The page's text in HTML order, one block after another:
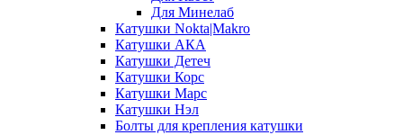
Для Минелаб
Катушки Nokta|Makro
Катушки АКА
Катушки Детеч
Катушки Корс
Катушки Марс
Катушки Нэл
Болты для крепления катушки